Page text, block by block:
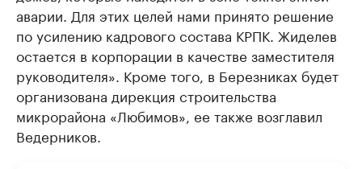
аварии. Для этих целей нами принято решение
по усилению кадрового состава КРПК. Жиделев
остается в корпорации в качестве заместителя
руководителя». Кроме того, в Березниках будет
организована дирекция строительства
микрорайона «Любимов», ее также возглавил
Ведерников.